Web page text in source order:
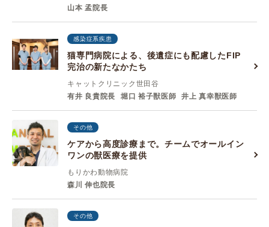
山本 孟院長
感染症系疾患
猫専門病院による、後遺症にも配慮したFIP
完治の新たなかたち
キャットクリニック世田谷
有井 良貴院長
堀口 裕子獣医師 井上 真幸獣医師
その他
ケアから高度診療まで。チームでオールイン
ワンの獣医療を提供
もりかわ動物病院
森川 伸也院長
その他